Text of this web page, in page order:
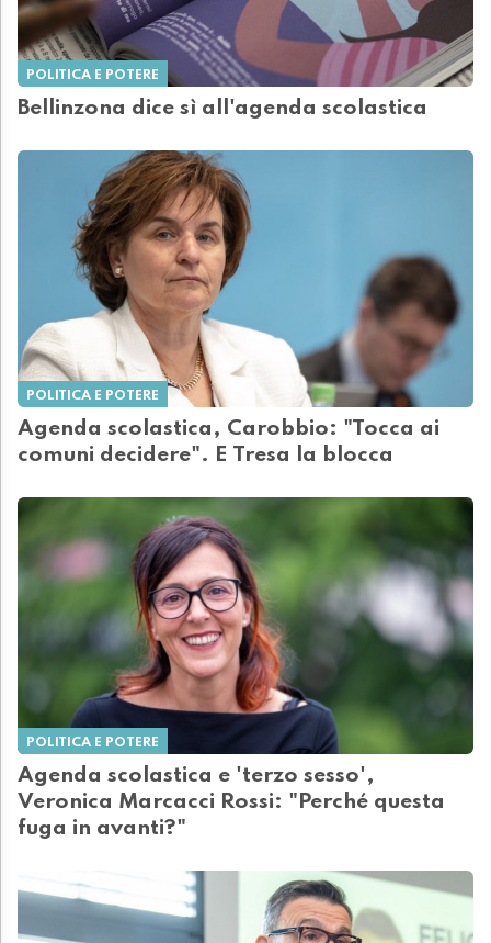
POLITICA E POTERE
Bellinzona dice sì all'agenda scolastica
POLITICA E POTERE
Agenda scolastica, Carobbio: "Tocca ai
comuni decidere". E Tresa la blocca
POLITICA E POTERE
Agenda scolastica e 'terzo sesso',
Veronica Marcacci Rossi: "Perché questa
fuga in avanti?"